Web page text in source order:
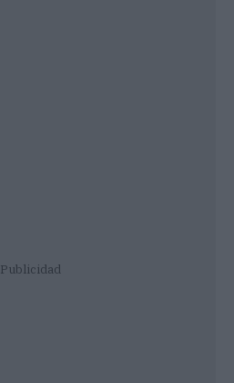
Publicidad